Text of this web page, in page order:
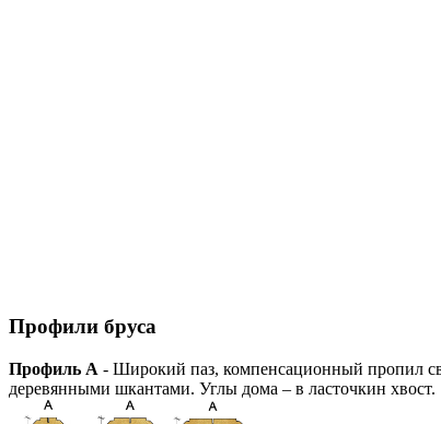
Профили бруса
Профиль А - Широкий паз, компенсационный пропил
деревянными шкантами. Углы дома – в ласточкин хвост.